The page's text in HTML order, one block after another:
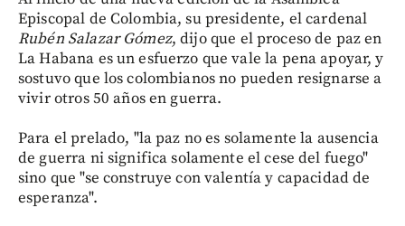
Episcopal de Colombia, su presidente, el cardenal
Rubén Salazar Gómez, dijo que el proceso de paz en
La Habana es un esfuerzo que vale la pena apoyar, y
sostuvo que los colombianos no pueden resignarse a
vivir otros 50 años en guerra.
Para el prelado, "la paz no es solamente la ausencia
de guerra ni significa solamente el cese del fuego"
sino que "se construye con valentía y capacidad de
esperanza".